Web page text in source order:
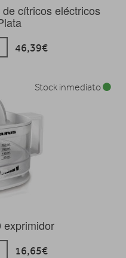
cítricos eléctricos
46,39€
exprimidor
16,65€
Stock inmediato